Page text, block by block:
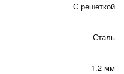
С решеткой
Сталь
1.2 мм